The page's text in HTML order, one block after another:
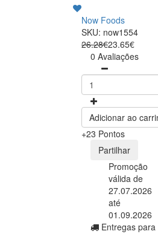
Now Foods
SKU: now1554
26.28€23.65€
0 Avaliações
Adicionar ao
+23 Pontos
Partilhar
Promoção
válida de
27.07.2026
até
01.09.2026
Entregas para